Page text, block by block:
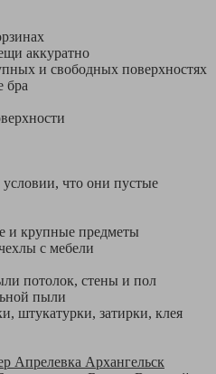
аккуратно
и свободных поверхностях
бра
что они пустые
и крупные предметы
с мебели
потолок, стены и пол
пыли
штукатурки, затирки, клея
Апрелевка Архангельск